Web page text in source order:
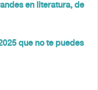
en literatura, de
que no te puedes